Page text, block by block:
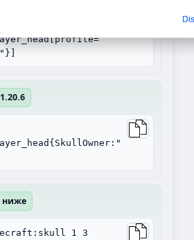
ниже
1 3